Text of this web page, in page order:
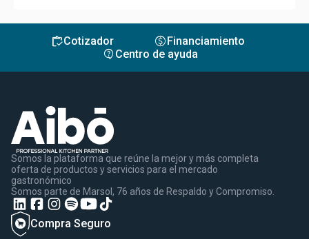
inventoryCotizador monetization_onFinanciamiento
contact_support Centro de ayuda
Somos la plataforma que reúne la mejor y más completa
oferta de productos y servicios para el mercado
gastronómico
Somos parte de Marsol, 76 años de Respaldo y Compromiso.
Compra Seguro